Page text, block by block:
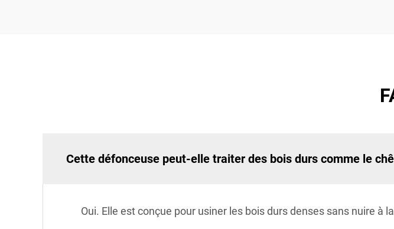
Cette défonceuse peut-elle traiter des bois durs comme le
Oui. Elle est conçue pour usiner les bois durs denses sans nuire à